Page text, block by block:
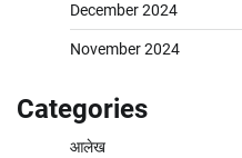
December 2024
November 2024
Categories
आलेख